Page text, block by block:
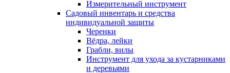
Измерительный инструмент
Садовый инвентарь и средства
индивидуальной защиты
Черенки
Вёдра, лейки
Грабли, вилы
Инструмент для ухода за кустарниками
и деревьями